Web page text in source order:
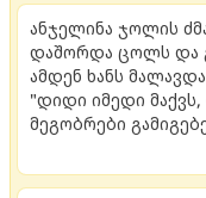
ანჯელინა ჯოლის
დაშორდა ცოლს და
ამდენ ხანს
"დიდი იმედი
მეგობრები